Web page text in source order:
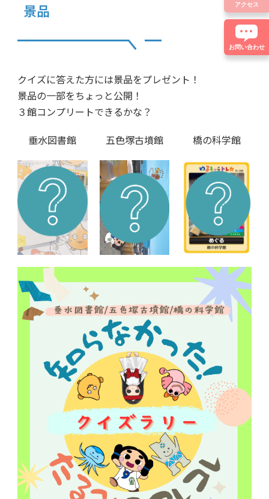
アクセス
お問い合わせ
景品
クイズに答えた方には景品をプレゼント！
景品の一部をちょっと公開！
３館コンプリートできるかな？
垂水図書館
五色塚古墳館 橋の科学館